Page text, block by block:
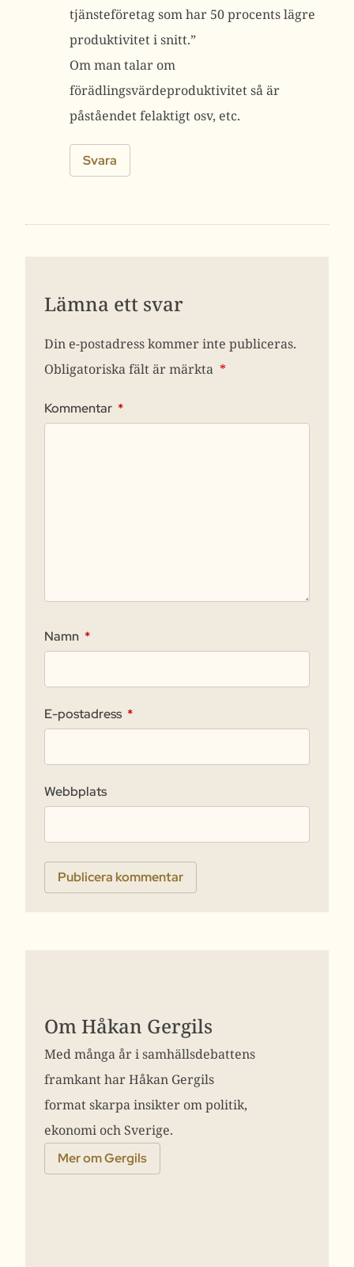
tjänsteföretag som har 50 procents lägre
produktivitet i snitt.”
Om man talar om
förädlingsvärdeproduktivitet så är
påståendet felaktigt osv, etc.
Svara
Lämna ett svar
Din e-postadress kommer inte publiceras.
Obligatoriska fält är märkta *
Kommentar *
Namn *
E-postadress *
Webbplats
Om Håkan Gergils
Med många år i samhällsdebattens
framkant har Håkan Gergils
format skarpa insikter om politik,
ekonomi och Sverige.
Mer om Gergils